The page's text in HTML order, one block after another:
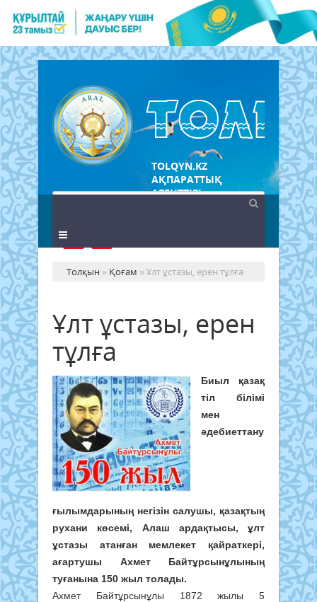
TOLQYN.KZ
АҚПАРАТТЫҚ
АГЕНТТІГІ
Толқын » Қоғам » Ұлт ұстазы, ерен тұлға
Ұлт ұстазы, ерен
тұлға
Биыл қазақ
тіл білімі
мен
әдебиеттану
ғылымдарының негізін салушы, қазақтың
рухани көсемі, Алаш ардақтысы, ұлт
ұстазы атанған мемлекет қайраткері,
ағартушы Ахмет Байтұрсынұлының
туғанына 150 жыл толады.
Ахмет Байтұрсынұлы 1872 жылы 5